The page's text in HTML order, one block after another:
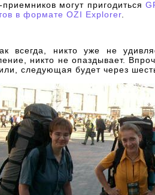
могут пригодиться
в формате OZI Explorer
всегда, никто уже не
никто не опаздывает.
следующая будет через